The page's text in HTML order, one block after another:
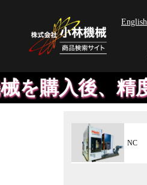
English
精度検査、整
NC